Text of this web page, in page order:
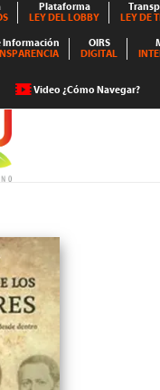
Plataforma
LEY DEL LOBBY
LEY DE
Información
OIRS
DIGITAL
Video ¿Cómo Navegar?